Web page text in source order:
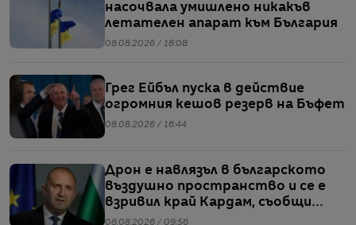
насочвала умишлено никакъв
летателен апарат към България
08.08.2026 / 18:08
Грег Ейбъл пуска в действие
огромния кешов резерв на Бъфет
08.08.2026 / 16:44
Дрон е навлязъл в българското
въздушно пространство и се е
взривил край Кардам, съобщи
Радев
08.08.2026 / 09:56